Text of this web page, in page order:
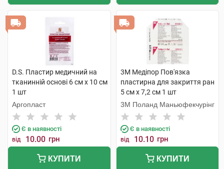
D.S. Пластир медичний на
тканинній основі 6 см х 10 см
1 шт
Аргопласт
Є в наявності
від 10.00 грн
КУПИТИ
3M Медіпор Пов'язка
пластирна для закриття ран
5 см x 7,2 см 1 шт
3M Поланд Маньюфекчурінг
Є в наявності
від 10.10 грн
КУПИТИ